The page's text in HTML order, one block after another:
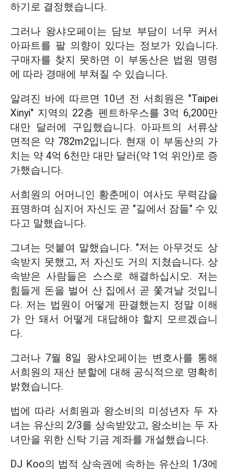
하기로 결정했습니다.
그러나 왕샤오페이는 담보 부담이 너무 커서
아파트를 팔 의향이 있다는 정보가 있습니다.
구매자를 찾지 못하면 이 부동산은 법원 명령
에 따라 경매에 부쳐질 수 있습니다.
알려진 바에 따르면 10년 전 서희원은 "Taipei
Xinyi" 지역의 22층 펜트하우스를 3억 6,200만
대만 달러에 구입했습니다. 아파트의 서류상
면적은 약 782m2입니다. 현재 이 부동산의 가
치는 약 4억 6천만 대만 달러(약 1억 위안)로 증
가했습니다.
서희원의 어머니인 황춘메이 여사도 무력감을
표명하며 심지어 자신도 곧 "길에서 잠들" 수 있
다고 말했습니다.
그녀는 덧붙여 말했습니다. "저는 아무것도 상
속받지 못했고, 저 자신도 거의 지쳤습니다. 상
속받은 사람들은 스스로 해결하십시오. 저는
힘들게 돈을 벌어 산 집에서 곧 쫓겨날 것입니
다. 저는 법원이 어떻게 판결했는지 정말 이해
가 안 돼서 어떻게 대답해야 할지 모르겠습니
다.
그러나 7월 8일 왕샤오페이는 변호사를 통해
서희원의 재산 분할에 대해 공식적으로 명확히
밝혔습니다.
법에 따라 서희원과 왕소비의 미성년자 두 자
녀는 유산의 2/3를 상속받았고, 왕소비는 두 자
녀만을 위한 신탁 기금 계좌를 개설했습니다.
DJ Koo의 법적 상속권에 속하는 유산의 1/3에